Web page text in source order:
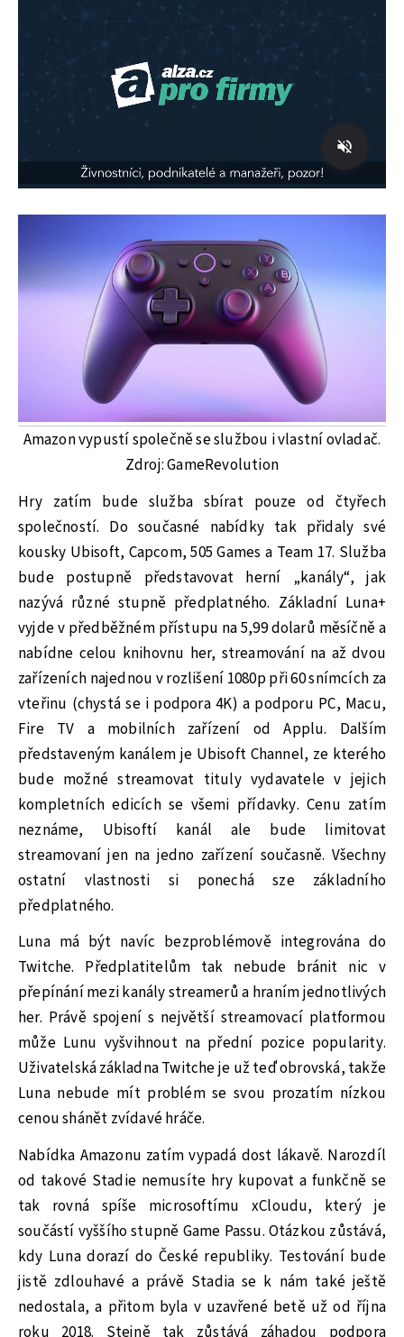
Amazon vypustí společně se službou i vlastní ovladač.
Zdroj: GameRevolution
Hry zatím bude služba sbírat pouze od čtyřech
společností. Do současné nabídky tak přidaly své
kousky Ubisoft, Capcom, 505 Games a Team 17. Služba
bude postupně představovat herní „kanály“, jak
nazývá různé stupně předplatného. Základní Luna+
vyjde v předběžném přístupu na 5,99 dolarů měsíčně a
nabídne celou knihovnu her, streamování na až dvou
zařízeních najednou v rozlišení 1080p při 60 snímcích za
vteřinu (chystá se i podpora 4K) a podporu PC, Macu,
Fire TV a mobilních zařízení od Applu. Dalším
představeným kanálem je Ubisoft Channel, ze kterého
bude možné streamovat tituly vydavatele v jejich
kompletních edicích se všemi přídavky. Cenu zatím
neznáme, Ubisoftí kanál ale bude limitovat
streamovaní jen na jedno zařízení současně. Všechny
ostatní vlastnosti si ponechá sze základního
předplatného.
Luna má být navíc bezproblémově integrována do
Twitche. Předplatitelům tak nebude bránit nic v
přepínání mezi kanály streamerů a hraním jednotlivých
her. Právě spojení s největší streamovací platformou
může Lunu vyšvihnout na přední pozice popularity.
Uživatelská základna Twitche je už teď obrovská, takže
Luna nebude mít problém se svou prozatím nízkou
cenou shánět zvídavé hráče.
Nabídka Amazonu zatím vypadá dost lákavě. Narozdíl
od takové Stadie nemusíte hry kupovat a funkčně se
tak rovná spíše microsoftímu xCloudu, který je
součástí vyššího stupně Game Passu. Otázkou zůstává,
kdy Luna dorazí do České republiky. Testování bude
jistě zdlouhavé a právě Stadia se k nám také ještě
nedostala, a přitom byla v uzavřené betě už od října
roku 2018. Stejně tak zůstává záhadou podpora